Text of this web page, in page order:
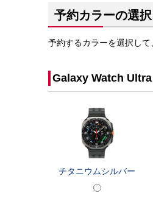
予約カラーの選択
予約するカラーを選択して
Galaxy Watch Ultra
チタニウムシルバー